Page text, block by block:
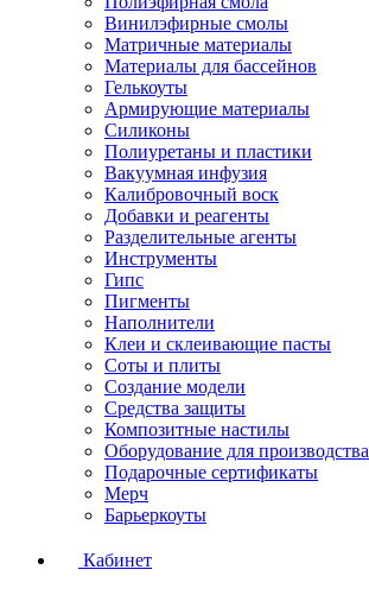
Винилэфирные смолы
Матричные материалы
Материалы для бассейнов
Гелькоуты
Армирующие материалы
Силиконы
Полиуретаны и пластики
Вакуумная инфузия
Калибровочный воск
Добавки и реагенты
Разделительные агенты
Инструменты
Гипс
Пигменты
Наполнители
Клеи и склеивающие пасты
Соты и плиты
Создание модели
Средства защиты
Композитные настилы
Оборудование для производства
Подарочные сертификаты
Мерч
Барьеркоуты
Кабинет